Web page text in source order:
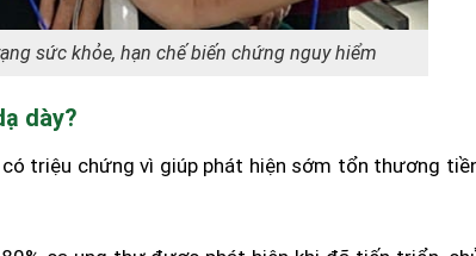
sức khỏe, hạn chế biến chứng nguy hiểm
dày?
triệu chứng vì giúp phát hiện sớm tổn thương